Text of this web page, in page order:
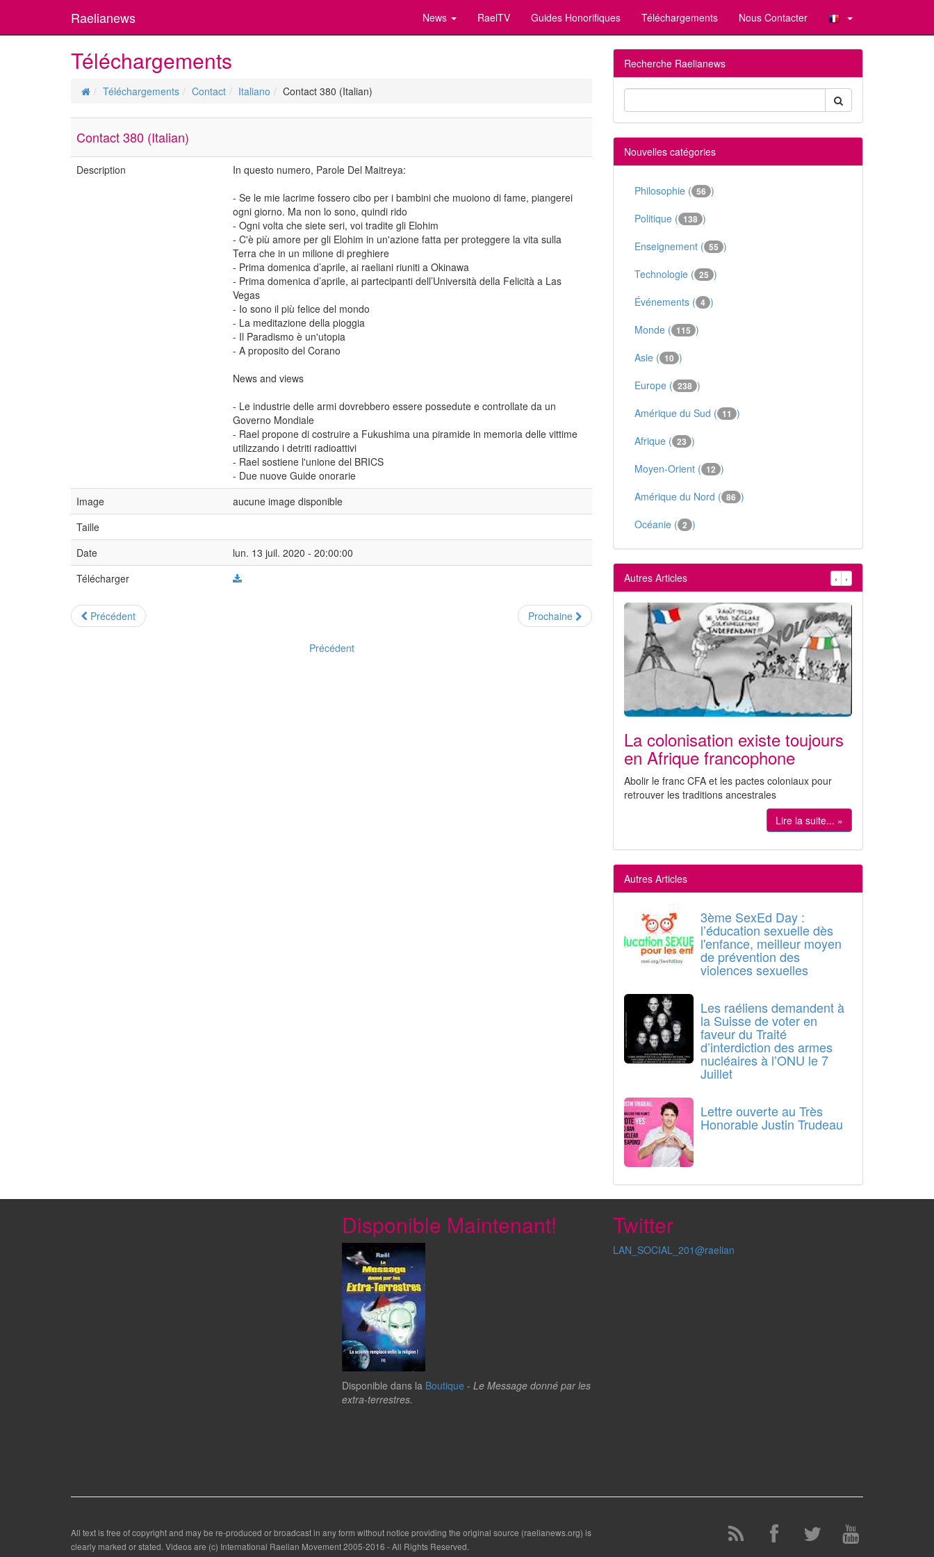
Raelianews News RaelTV Guides Honorifiques Téléchargements Nous Contacter
Téléchargements
Téléchargements Contact Italiano Contact 380 (Italian)
Contact 380 (Italian)
Description
In questo numero, Parole Del Maitreya:
- Se le mie lacrime fossero cibo per i bambini che muoiono di fame, piangerei
ogni giorno. Ma non lo sono, quindi rido
- Ogni volta che siete seri, voi tradite gli Elohim
- C'è più amore per gli Elohim in un'azione fatta per proteggere la vita sulla
Terra che in un milione di preghiere
- Prima domenica d’aprile, ai raeliani riuniti a Okinawa
- Prima domenica d’aprile, ai partecipanti dell’Università della Felicità a Las
Vegas
- Io sono il più felice del mondo
- La meditazione della pioggia
- Il Paradismo è un'utopia
- A proposito del Corano
News and views
- Le industrie delle armi dovrebbero essere possedute e controllate da un
Governo Mondiale
- Rael propone di costruire a Fukushima una piramide in memoria delle vittime
utilizzando i detriti radioattivi
- Rael sostiene l'unione del BRICS
- Due nuove Guide onorarie
Image
aucune image disponible
Taille
Date
lun. 13 juil. 2020 - 20:00:00
Télécharger
Précédent Prochaine
Précédent
Recherche Raelianews
Nouvelles catégories
Philosophie ( 56 )
Politique ( 138 )
Enseignement ( 55 )
Technologie ( 25 )
Événements ( 4 )
Monde ( 115 )
Asie ( 10 )
Europe ( 238 )
Amérique du Sud ( 11 )
Afrique ( 23 )
Moyen-Orient ( 12 )
Amérique du Nord ( 86 )
Océanie ( 2 )
Autres Articles ‹ ›
La colonisation existe toujours
en Afrique francophone
Abolir le franc CFA et les pactes coloniaux pour
retrouver les traditions ancestrales
Lire la suite... »
Autres Articles
3ème SexEd Day :
l’éducation sexuelle dès
l'enfance, meilleur moyen
de prévention des
violences sexuelles
Les raéliens demandent à
la Suisse de voter en
faveur du Traité
d’interdiction des armes
nucléaires à l’ONU le 7
Juillet
Lettre ouverte au Très
Honorable Justin Trudeau
Disponible Maintenant!
Disponible dans la Boutique - Le Message donné par les
extra-terrestres.
Twitter
LAN_SOCIAL_201@raelian
All text is free of copyright and may be re-produced or broadcast in any form without notice providing the original source (raelianews.org) is
clearly marked or stated. Videos are (c) International Raelian Movement 2005-2016 - All Rights Reserved.